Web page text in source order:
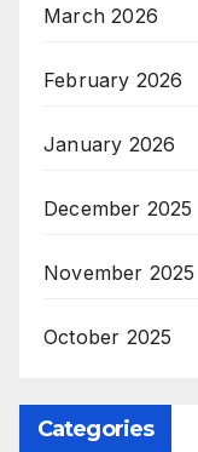
March 2026
February 2026
January 2026
December 2025
November 2025
October 2025
Categories